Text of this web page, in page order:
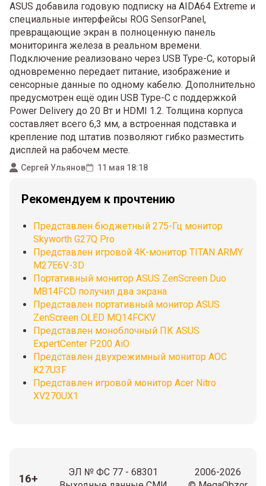
ASUS добавила годовую подписку на AIDA64 Extreme и
специальные интерфейсы ROG SensorPanel,
превращающие экран в полноценную панель
мониторинга железа в реальном времени.
Подключение реализовано через USB Type-C, который
одновременно передает питание, изображение и
сенсорные данные по одному кабелю. Дополнительно
предусмотрен ещё один USB Type-C с поддержкой
Power Delivery до 20 Вт и HDMI 1.2. Толщина корпуса
составляет всего 6,3 мм, а встроенная подставка и
крепление под штатив позволяют гибко разместить
дисплей на рабочем месте.
Сергей Ульянов 11 мая 18:18
Рекомендуем к прочтению
Представлен бюджетный 275-Гц монитор
Skyworth G27Q Pro
Представлен игровой 4K-монитор TITAN ARMY
M27E6V-3D
Портативный монитор ASUS ZenScreen Duo
MB14FCD получил два экрана
Представлен портативный монитор ASUS
ZenScreen OLED MQ14FCKV
Представлен моноблочный ПК ASUS
ExpertCenter P200 AiO
Представлен двухрежимный монитор AOC
K27U3F
Представлен игровой монитор Acer Nitro
XV270UX1
16+
ЭЛ № ФС 77 - 68301
2006-2026